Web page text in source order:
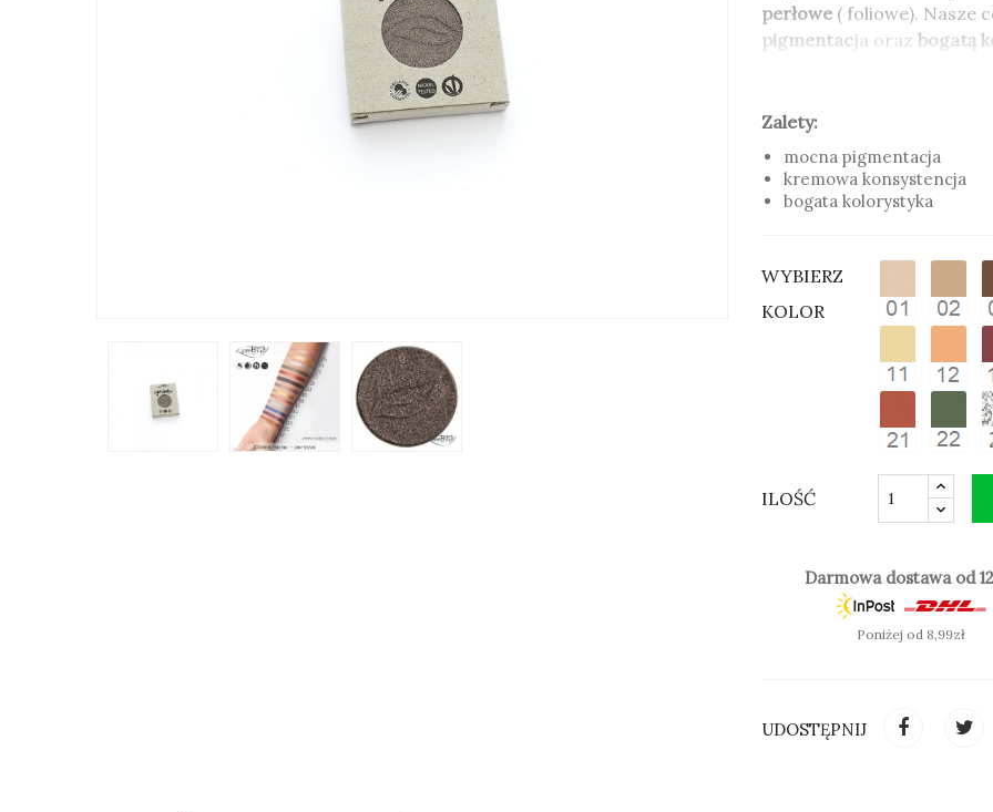
perłowe ( foliowe). Nasze
pigmentacja oraz bogatą
Formuła cieni do powiek
kosmetykom kremowej
cery, rozprowadzają się w
Wkłady wymienne do
opakowanie. Wkłady
odpadów i dbamy o
Zalety:
kremowa konsystencja
bogata kolorystyka
SPRAWDŹ KOLOR (CIENIE
Zalety:
mocna pigmentacja
kremowa konsystencja
bogata kolorystyka
WYBIERZ
KOLOR
ILOŚĆ
Darmowa dostawa od
Poniżej od 8,99zł
UDOSTĘPNIJ